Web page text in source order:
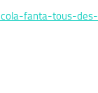
fanta-tous-des-